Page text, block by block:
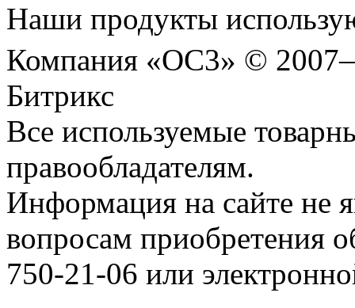
Наши продукты
Компания «ОС3» ©
Битрикс
Все используемые
правообладателям.
Информация на сайте не
вопросам приобретения
750-21-06 или